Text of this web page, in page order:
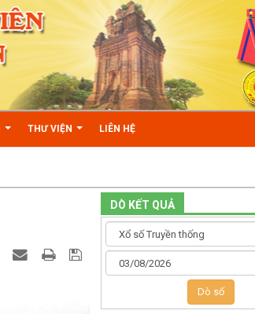
THƯ VIỆN LIÊN HỆ
DÒ KẾT QUẢ
Dò số